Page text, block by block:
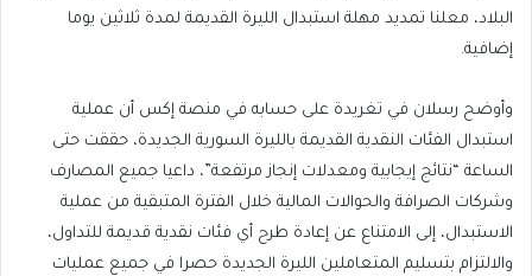
(توقيت
مكة)
البلاد، معلنا تمديد مهلة استبدال الليرة القديمة لمدة ثلاثين يوما
إضافية.
وأوضح رسلان في تغريدة على حسابه في منصة إكس أن عملية
استبدال الفئات النقدية القديمة بالليرة السورية الجديدة، حققت حتى
الساعة “نتائج إيجابية ومعدلات إنجاز مرتفعة”، داعيا جميع المصارف
وشركات الصرافة والحوالات المالية خلال الفترة المتبقية من عملية
الاستبدال، إلى الامتناع عن إعادة طرح أي فئات نقدية قديمة للتداول،
والالتزام بتسليم المتعاملين الليرة الجديدة حصرا في جميع عمليات